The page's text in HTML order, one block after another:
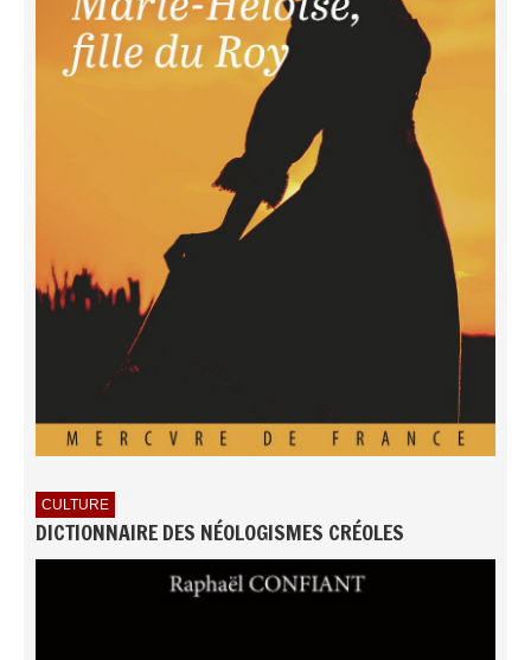
CULTURE
DICTIONNAIRE DES NÉOLOGISMES CRÉOLES